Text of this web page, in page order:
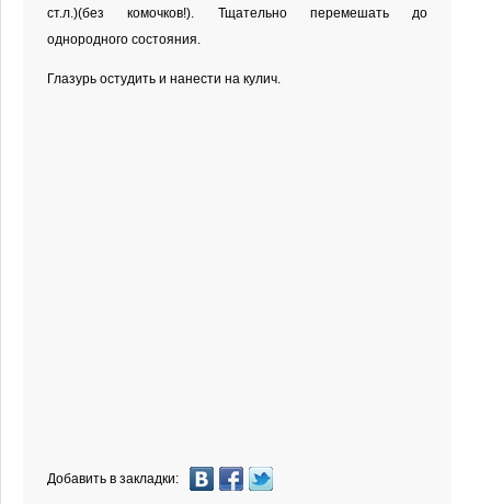
ст.л.)(без комочков!). Тщательно перемешать до
однородного состояния.
Глазурь остудить и нанести на кулич.
Добавить в закладки: